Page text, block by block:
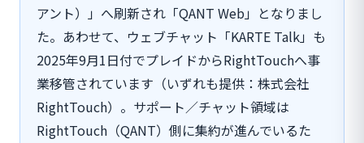
アント）」へ刷新され「QANT Web」となりまし
た。あわせて、ウェブチャット「KARTE Talk」も
2025年9月1日付でプレイドからRightTouchへ事
業移管されています（いずれも提供：株式会社
RightTouch）。サポート／チャット領域は
RightTouch（QANT）側に集約が進んでいるた